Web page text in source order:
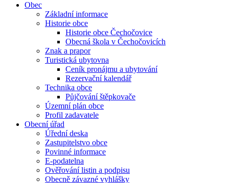
Obec
Základní informace
Historie obce
Historie obce Čechočovice
Obecná škola v Čechočovicích
Znak a prapor
Turistická ubytovna
Ceník pronájmu a ubytování
Rezervační kalendář
Technika obce
Půjčování štěpkovače
Územní plán obce
Profil zadavatele
Obecní úřad
Úřední deska
Zastupitelstvo obce
Povinné informace
E-podatelna
Ověřování listin a podpisu
Obecně závazné vyhlášky